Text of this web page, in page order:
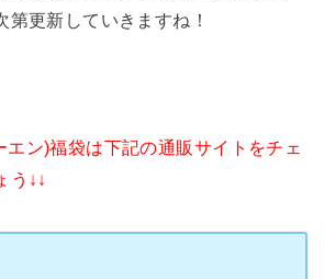
第更新していきますね！
ン)福袋は下記の通販サイトをチェ
う↓↓